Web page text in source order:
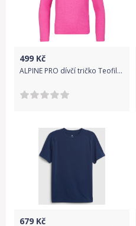
499 Kč
ALPINE PRO dívčí tričko Teofilo 8 116/122 růžová
679 Kč